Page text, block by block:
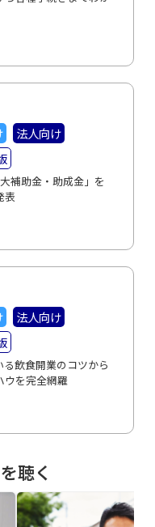
法人向け
補助金・助成金」を
表
法人向け
飲食開業のコツから
ウを完全網羅
聴く